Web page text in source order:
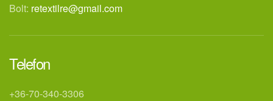
Bolt: retextilre@gmail.com
Telefon
+36-70-340-3306